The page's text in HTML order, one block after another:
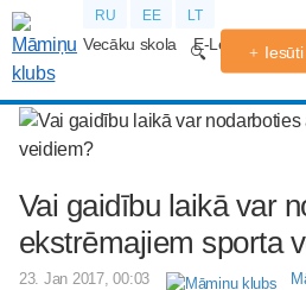
RU EE LT
Vecāku skola E-Lekcijas
Vai gaidību laikā var
ekstrēmajiem sporta
23. Jan 2017, 00:03